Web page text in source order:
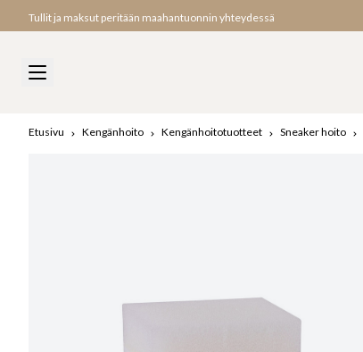
Tullit ja maksut peritään maahantuonnin yhteydessä
Etusivu Kengänhoito Kengänhoitotuotteet Sneaker hoito